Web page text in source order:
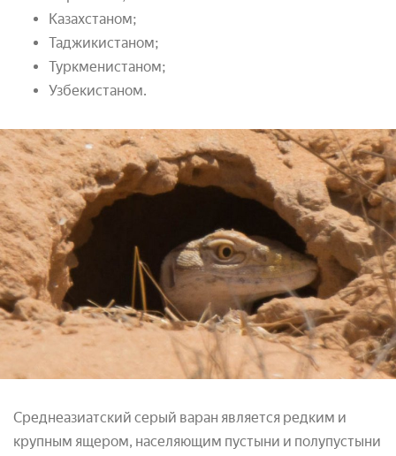
Казахстаном;
Таджикистаном;
Туркменистаном;
Узбекистаном.
Среднеазиатский серый варан является редким и
крупным ящером, населяющим пустыни и полупустыни